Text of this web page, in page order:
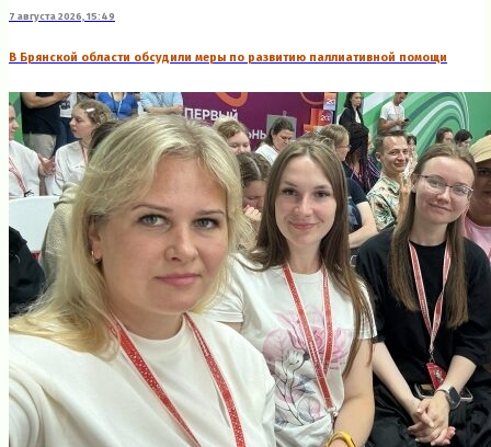
7 августа 2026, 15:49
В Брянской области обсудили меры по развитию паллиативной помощи